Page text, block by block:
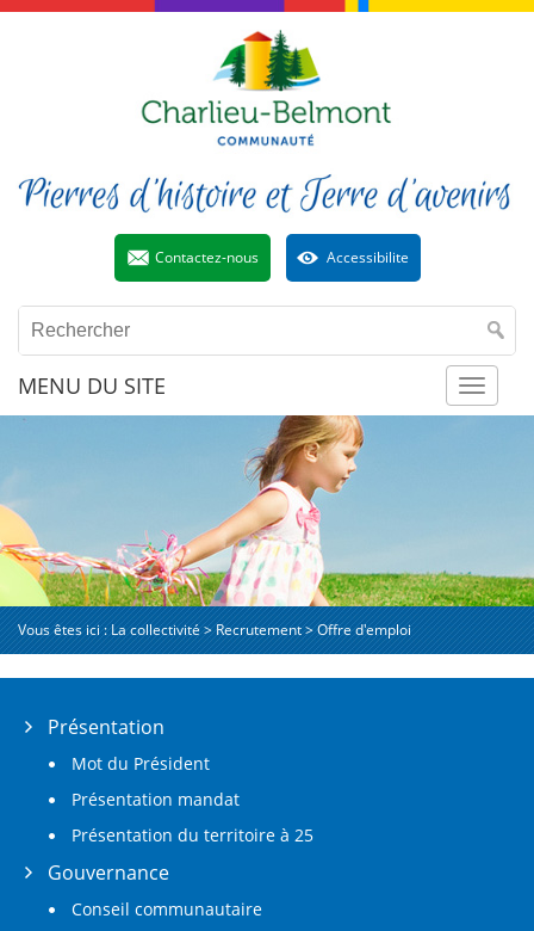
Contactez-nous Accessibilite
MENU DU SITE
Vous êtes ici :La collectivité>Recrutement>Offre d'emploi
Présentation
Mot du Président
Présentation mandat
Présentation du territoire à 25
Gouvernance
Conseil communautaire